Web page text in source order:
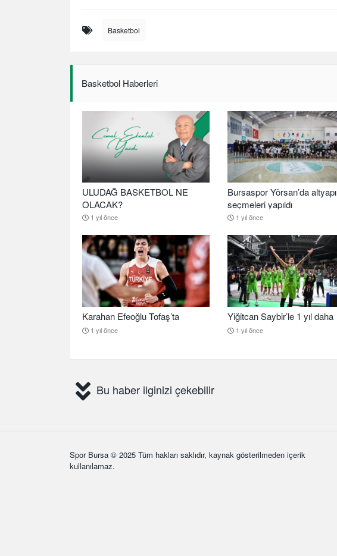
Basketbol
Basketbol Haberleri
ULUDAĞ BASKETBOL NE
OLACAK?
1 yıl önce
Bursaspor Yörsan’da altyapı
seçmeleri yapıldı
1 yıl önce
Karahan Efeoğlu Tofaş’ta
1 yıl önce
Yiğitcan Saybir’le 1 yıl daha
1 yıl önce
Bu haber ilginizi çekebilir
Spor Bursa © 2025 Tüm hakları saklıdır, kaynak gösterilmeden içerik
kullanılamaz.